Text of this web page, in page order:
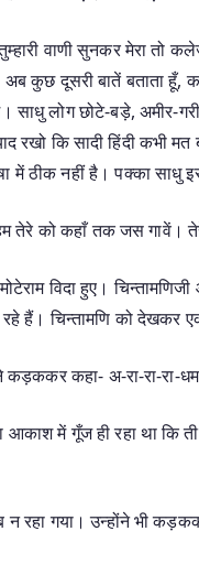
तुम्हारी वाणी सुनकर मेरा
अब कुछ दूसरी बातें बताता
साधु लोग छोटे-बड़े, अमीर-
रखो कि सादी हिंदी कभी
में ठीक नहीं है। पक्का साधु
तेरे को कहाँ तक जस गावें।
विदा हुए।
हैं। चिन्तामणि को देखकर
कहा- अ-रा-रा-रा-
में गूँज ही रहा था कि
न रहा गया। उन्होंने भी